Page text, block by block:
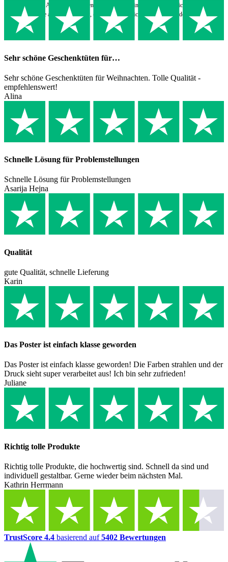
kleiner Luxus im Alltag, der dir jeden Tag aufs Neue ein Lächeln ins Gesicht zaubert.
Erlebe die Freude an einem Produkt, das speziell für dich angefertigt wurde.
Sehr schöne Geschenktüten für…
Sehr schöne Geschenktüten für Weihnachten. Tolle Qualität -
empfehlenswert!
Alina
Schnelle Lösung für Problemstellungen
Schnelle Lösung für Problemstellungen
Asarija Hejna
Qualität
gute Qualität, schnelle Lieferung
Karin
Das Poster ist einfach klasse geworden
Das Poster ist einfach klasse geworden! Die Farben strahlen und der
Druck sieht super verarbeitet aus! Ich bin sehr zufrieden!
Juliane
Richtig tolle Produkte
Richtig tolle Produkte, die hochwertig sind. Schnell da sind und
individuell gestaltbar. Gerne wieder beim nächsten Mal.
Kathrin Herrmann
TrustScore 4.4 basierend auf5402 Bewertungen